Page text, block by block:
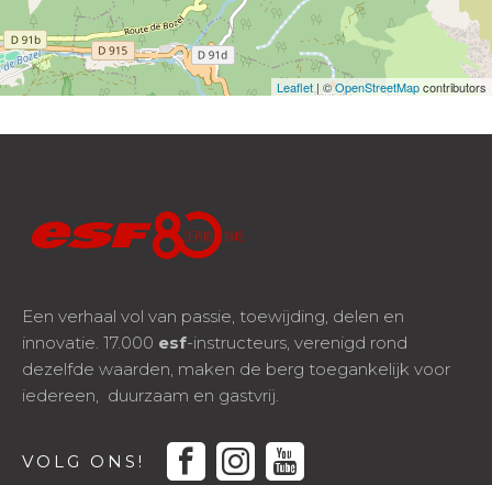
Leaflet | ©OpenStreetMapcontributors
Een verhaal vol van passie, toewijding, delen en
innovatie. 17.000 esf-instructeurs, verenigd rond
dezelfde waarden, maken de berg toegankelijk voor
iedereen, duurzaam en gastvrij.
VOLG ONS! facebook instagram youtube